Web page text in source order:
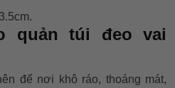
quản túi đeo vai
để nơi khô ráo, thoáng mát,